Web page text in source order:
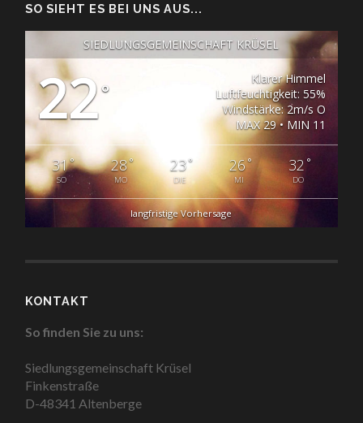
SO SIEHT ES BEI UNS AUS...
SIEDLUNGSGEMEINSCHAFT KRÜSEL
22°
Klarer Himmel
Luftfeuchtigkeit: 55%
Windstärke: 2m/s O
MAX 29 • MIN 11
31°
SO
28°
MO
23°
DIE
26°
MI
32 °
DO
langfristige Vorhersage
KONTAKT
So finden Sie zu uns:
Siedlungsgemeinschaft Krüsel
Finkenstraße
D-48341 Altenberge